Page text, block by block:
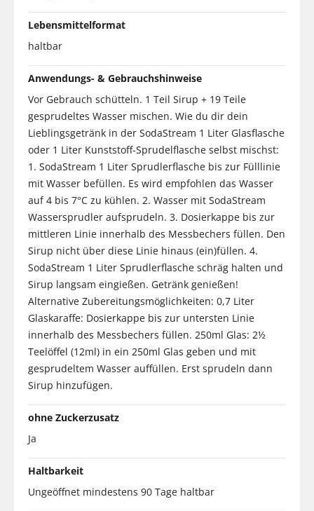
Lebensmittelformat
haltbar
Anwendungs- & Gebrauchshinweise
Vor Gebrauch schütteln. 1 Teil Sirup + 19 Teile
gesprudeltes Wasser mischen. Wie du dir dein
Lieblingsgetränk in der SodaStream 1 Liter Glasflasche
oder 1 Liter Kunststoff-Sprudelflasche selbst mischst:
1. SodaStream 1 Liter Sprudlerflasche bis zur Fülllinie
mit Wasser befüllen. Es wird empfohlen das Wasser
auf 4 bis 7°C zu kühlen. 2. Wasser mit SodaStream
Wassersprudler aufsprudeln. 3. Dosierkappe bis zur
mittleren Linie innerhalb des Messbechers füllen. Den
Sirup nicht über diese Linie hinaus (ein)füllen. 4.
SodaStream 1 Liter Sprudlerflasche schräg halten und
Sirup langsam eingießen. Getränk genießen!
Alternative Zubereitungsmöglichkeiten: 0,7 Liter
Glaskaraffe: Dosierkappe bis zur untersten Linie
innerhalb des Messbechers füllen. 250ml Glas: 2½
Teelöffel (12ml) in ein 250ml Glas geben und mit
gesprudeltem Wasser auffüllen. Erst sprudeln dann
Sirup hinzufügen.
ohne Zuckerzusatz
Ja
Haltbarkeit
Ungeöffnet mindestens 90 Tage haltbar